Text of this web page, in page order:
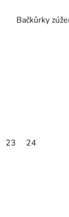
Bačkůrky
23 24